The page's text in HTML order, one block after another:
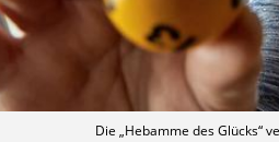
Die „Hebamme des Glücks“